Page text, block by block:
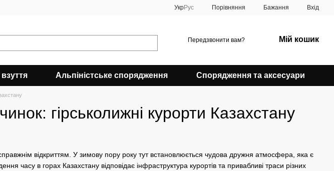
УкрРус Порівняння Бажання Вхід
Передзвонити вам? Мій кошик
Альпіністське спорядження Спорядження та аксесуари
гірськолижні курорти Казахстану
відкриттям. У зимову пору року тут встановлюється чудова дружня атмосфера, яка є
часу в горах Казахстану відповідає інфраструктура курортів та привабливі траси різних